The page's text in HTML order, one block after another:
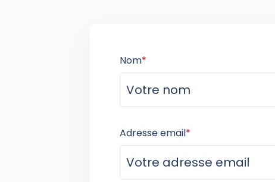
Nom*
Adresse email*